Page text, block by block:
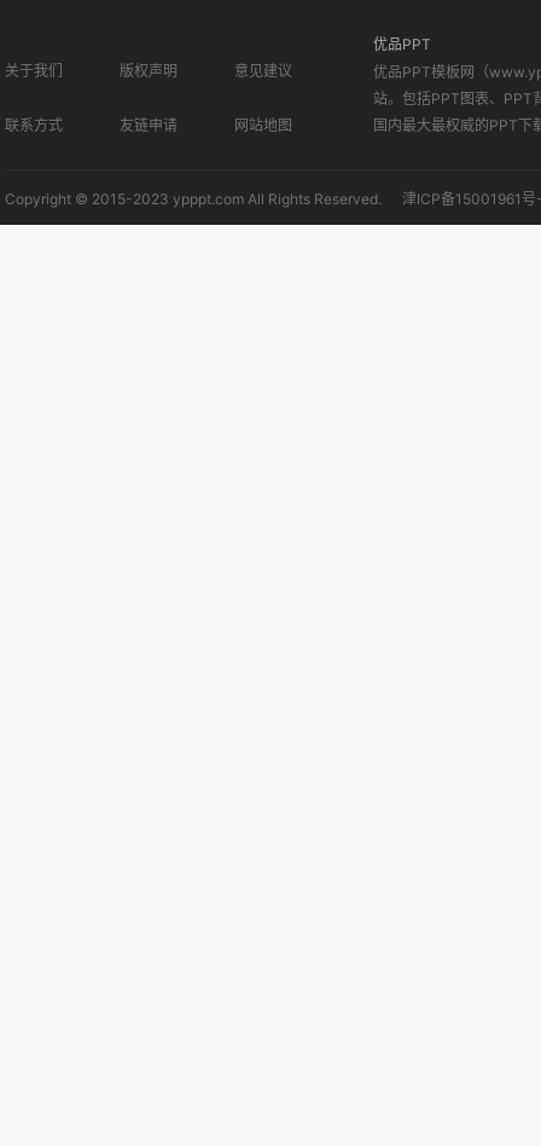
关于我们 版权声明 意见建议
联系方式 友链申请 网站地图
优品PPT
优品PPT模板网（
站。包括PPT图表、PPT
国内最大最权威的PPT下
Copyright © 2015-2023 ypppt.com All Rights Reserved. 津ICP备15001961号